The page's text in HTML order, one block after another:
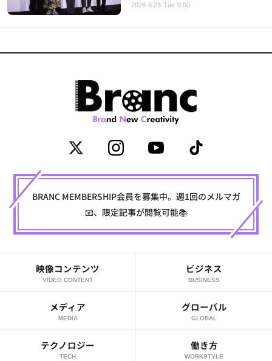
2026.6.23 Tue 9:00
BRANC MEMBERSHIP会員を募集中。週1回のメルマガ
📧、限定記事が閲覧可能📚
映像コンテンツ
VIDEO CONTENT
ビジネス
BUSINESS
メディア
MEDIA
グローバル
GLOBAL
テクノロジー
TECH
働き方
WORKSTYLE